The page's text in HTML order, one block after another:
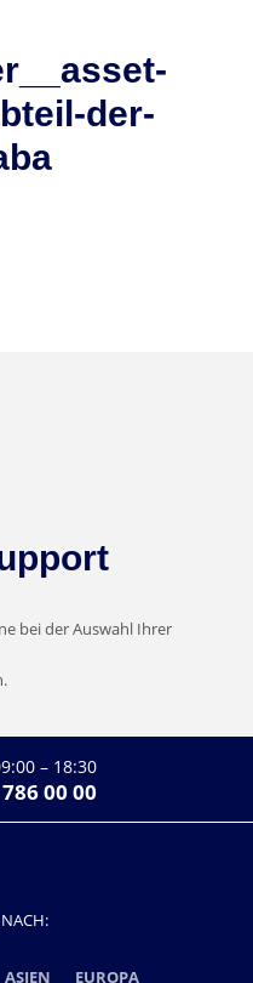
der-
bei der Auswahl Ihrer
– 18:30
00 00
ASIEN EUROPA